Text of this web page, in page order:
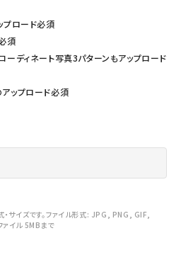
プロード必須
須
ディネート写真3パターンもアップロード
ップロード必須
・サイズです。ファイル形式: JPG, PNG, GIF,
イル 5MBまで